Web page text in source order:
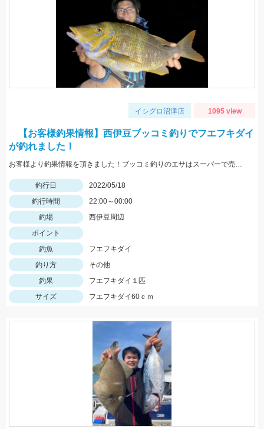
イシグロ沼津店 1095 view
【お客様釣果情報】西伊豆ブッコミ釣りでフエフキダイ
が釣れました！
お客様より釣果情報を頂きました！ブッコミ釣りのエサはスーパーで売っているムツッコ。短い釣行時間で時合を逃さずヒットさせました。
釣行日
2022/05/18
釣行時間
22:00～00:00
釣場
西伊豆周辺
ポイント
釣魚
フエフキダイ
釣り方
その他
釣果
フエフキダイ１匹
サイズ
フエフキダイ60ｃｍ